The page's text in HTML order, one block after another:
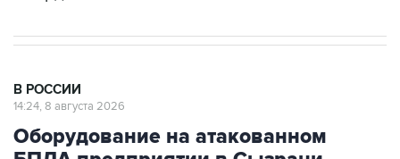
Оборудование на атакованном
БПЛА предприятии в Сызрани
запустят в кратчайшие сроки